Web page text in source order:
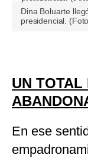
Dina Boluarte
presidencial.
UN TOTAL
En ese